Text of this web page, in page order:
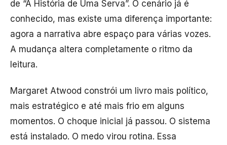
de “A História de Uma Serva”. O cenário já é
conhecido, mas existe uma diferença importante:
agora a narrativa abre espaço para várias vozes.
A mudança altera completamente o ritmo da
leitura.
Margaret Atwood constrói um livro mais político,
mais estratégico e até mais frio em alguns
momentos. O choque inicial já passou. O sistema
está instalado. O medo virou rotina. Essa